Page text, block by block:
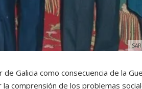
Galicia como consecuencia de la
comprensión de los problemas